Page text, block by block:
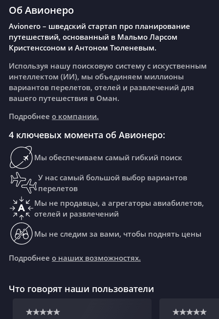
Об Авионеро
Avionero – шведский стартап про планирование
путешествий, основанный в Мальмо Ларсом
Кристенссоном и Антоном Тюленевым.
Используя нашу поисковую систему с искуственным
интеллектом (ИИ), мы объединяем миллионы
вариантов перелетов, отелей и развлечений для
вашего путешествия в Оман.
Подробнее о компании.
4 ключевых момента об Авионеро:
Мы обеспечиваем самый гибкий поиск
У нас самый большой выбор вариантов
перелетов
Мы не продавцы, а агрегаторы авиабилетов,
отелей и развлечений
Мы не следим за вами, чтобы поднять цены
Подробнее о наших возможностях.
Что говорят наши пользователи